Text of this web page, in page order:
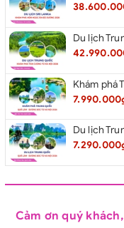
Cảm ơn quý